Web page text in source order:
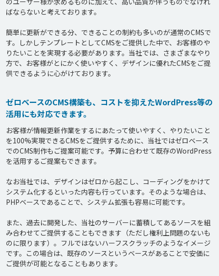
ばならないと考えております。
簡単に更新ができる分、できることの制約も多いのが通常のCMSで
す。しかしテンプレートとしてCMSをご提供した中で、お客様のや
りたいことを実現する必要があります。当社では、さまざまなやり
方で、お客様がとにかく使いやすく、デザインに優れたCMSをご提
供できるように心がけております。
ゼロベースのCMS構築も、コストを抑えたWordPress等の
活用にも対応できます。
お客様が情報更新作業をするにあたって使いやすく、やりたいこと
を100%実現できるCMSをご提供するために、当社ではゼロベース
でのCMS制作もご提案可能です。予算に合わせて既存のWordPress
を活用するご提案もできます。
なお当社では、デザインはゼロから起こし、コーディングをかけて
システム化するといった内容も行っています。そのような場合は、
PHPベースであることで、システム拡張も容易に可能です。
また、過去に開発した、当社のサーバーに蓄積してあるソースを組
み合わせてご提供することもできます（ただし権利上問題のないも
のに限ります）。フルではないハーフスクラッチのようなイメージ
です。この場合は、既存のソースというベースがあることで安価に
ご提供が可能となることもあります。